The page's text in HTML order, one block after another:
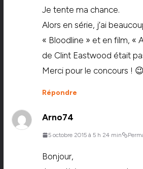
Je tente ma chance.
Alors en série, j’ai
« Bloodline » et en film, «
de Clint Eastwood était
Merci pour le concours ! 😉
Répondre
Arno74
5 octobre 2015 à 5 h 24 min
Bonjour,